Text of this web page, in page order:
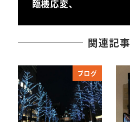
臨機応変、
関連記事
ブログ